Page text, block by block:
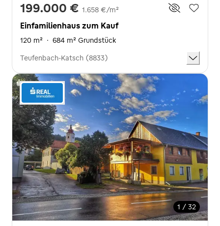
199.000 € 1.658 €/m²
Einfamilienhaus zum Kauf
120 m² · 684 m² Grundstück
Teufenbach-Katsch (8833)
1 / 32